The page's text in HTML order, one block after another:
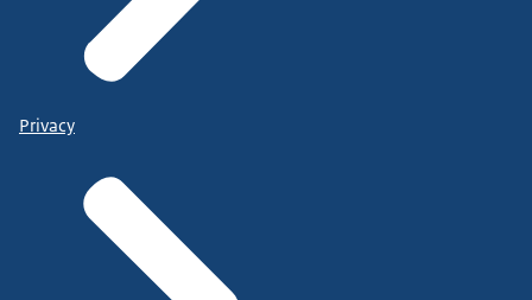
Privacy